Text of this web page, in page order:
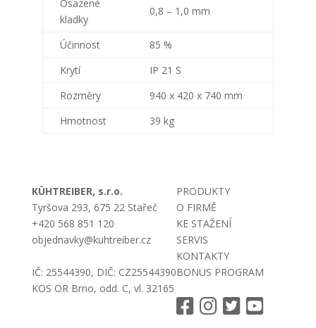
Osazené
kladky
0,8 – 1,0 mm
Účinnost
85 %
Krytí
IP 21 S
Rozměry
940 x 420 x 740 mm
Hmotnost
39 kg
KÜHTREIBER, s.r.o.
Tyršova 293, 675 22 Stařeč
+420 568 851 120
objednavky@kuhtreiber.cz
IČ: 25544390, DIČ: CZ25544390
KOS OR Brno, odd. C, vl. 32165
PRODUKTY
O FIRMĚ
KE STAŽENÍ
SERVIS
KONTAKTY
BONUS PROGRAM